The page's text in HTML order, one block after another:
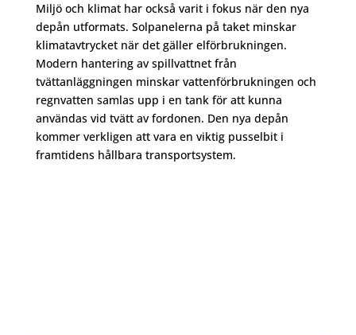
Miljö och klimat har också varit i fokus när den nya
depån utformats. Solpanelerna på taket minskar
klimatavtrycket när det gäller elförbrukningen.
Modern hantering av spillvattnet från
tvättanläggningen minskar vattenförbrukningen och
regnvatten samlas upp i en tank för att kunna
användas vid tvätt av fordonen. Den nya depån
kommer verkligen att vara en viktig pusselbit i
framtidens hållbara transportsystem.